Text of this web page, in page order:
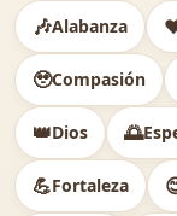
🎶Alabanza
🥹Compasión
👑Dios 🌅
💪Fortaleza